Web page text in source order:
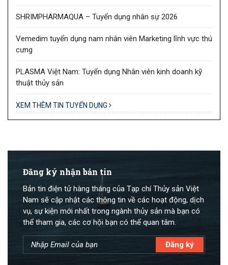
SHRIMPHARMAQUA – Tuyển dụng nhân sự 2026
Vemedim tuyển dụng nam nhân viên Marketing lĩnh vực thú
cưng
PLASMA Việt Nam: Tuyển dụng Nhân viên kinh doanh kỹ
thuật thủy sản
XEM THÊM TIN TUYỂN DỤNG
Đăng ký nhận bản tin
Bản tin điện tử hàng tháng của Tạp chí Thủy sản Việt
Nam sẽ cập nhật các thông tin về các hoạt động, dịch
vụ, sự kiện mới nhất trong ngành thủy sản mà bạn có
thể tham gia, các cơ hội bạn có thể quan tâm.